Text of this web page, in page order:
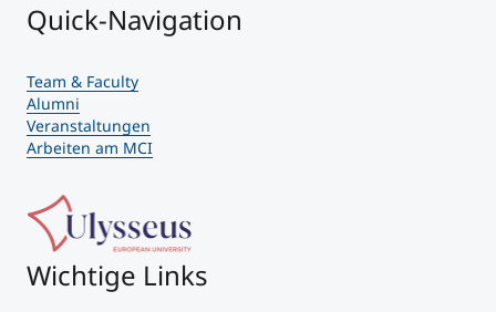
Quick-Navigation
Team & Faculty
Alumni
Veranstaltungen
Arbeiten am MCI
Wichtige Links